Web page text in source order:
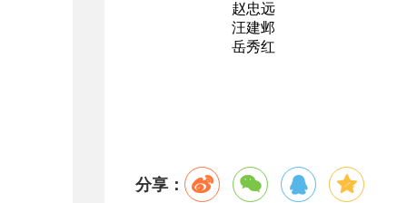
赵忠远
汪建邺
岳秀红
分享：